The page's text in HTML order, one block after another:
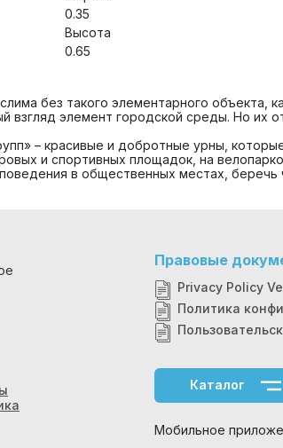
0.35
Высота
0.65
без такого элементарного объекта,
взгляд элемент городской среды. Но их
– красивые и добротные урны,
и спортивных площадок, на
в общественных местах,
Правовые
Privacy Policy
Политика
Каталог
Мобильное